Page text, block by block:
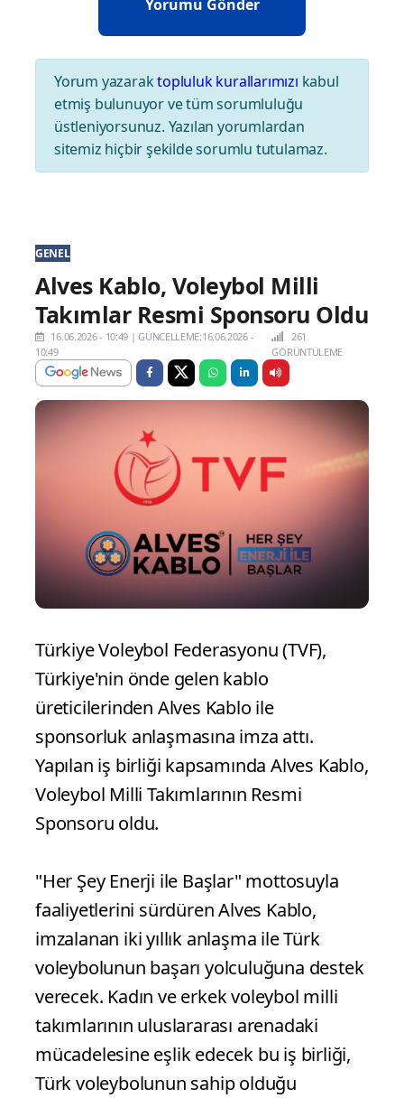
Yorum yazaraktopluluk kurallarımızı kabul
etmiş bulunuyor ve tüm sorumluluğu
üstleniyorsunuz. Yazılan yorumlardan
sitemiz hiçbir şekilde sorumlu tutulamaz.
GENEL
Alves Kablo, Voleybol Milli
Takımlar Resmi Sponsoru Oldu
16.06.2026 - 10:49 |GÜNCELLEME:16.06.2026 -
10:49
261
GÖRÜNTÜLEME
Türkiye Voleybol Federasyonu (TVF),
Türkiye'nin önde gelen kablo
üreticilerinden Alves Kablo ile
sponsorluk anlaşmasına imza attı.
Yapılan iş birliği kapsamında Alves Kablo,
Voleybol Milli Takımlarının Resmi
Sponsoru oldu.
"Her Şey Enerji ile Başlar" mottosuyla
faaliyetlerini sürdüren Alves Kablo,
imzalanan iki yıllık anlaşma ile Türk
voleybolunun başarı yolculuğuna destek
verecek. Kadın ve erkek voleybol milli
takımlarının uluslararası arenadaki
mücadelesine eşlik edecek bu iş birliği,
Türk voleybolunun sahip olduğu